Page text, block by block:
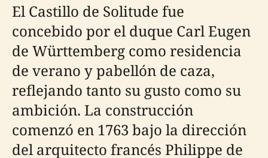
El Castillo de Solitude fue
concebido por el duque Carl Eugen
de Württemberg como residencia
de verano y pabellón de caza,
reflejando tanto su gusto como su
ambición. La construcción
comenzó en 1763 bajo la dirección
del arquitecto francés Philippe de